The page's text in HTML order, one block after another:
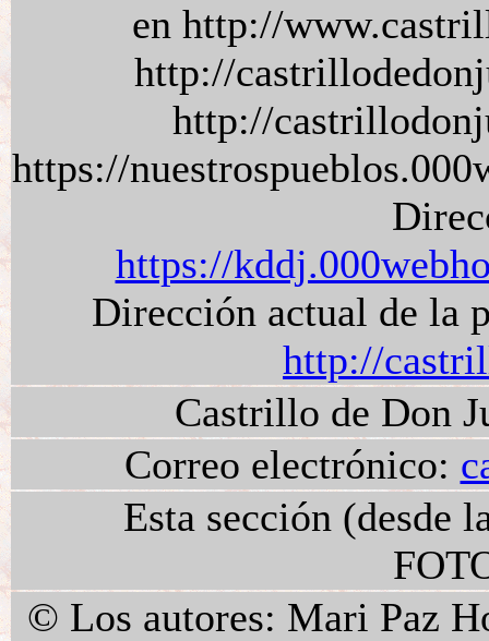
en http://
http://
http://
https://
https://
Dirección actual de la
http://
Castrillo de Don
Correo electrónico:
Esta sección
© Los autores: Mari Paz